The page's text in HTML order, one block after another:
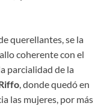
querellantes, se la
coherente con el
parcialidad de la
, donde quedó en
las mujeres, por más